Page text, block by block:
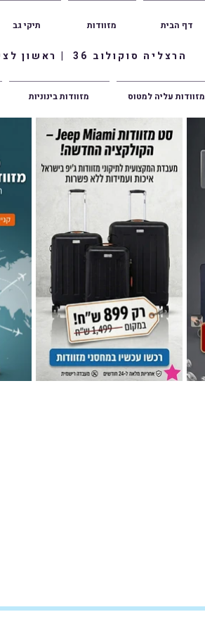
הרצליה סוקולוב 36 | ראשון לציון הרצל 47 | פתח תקווה אשכנזי 1
תיקי גב מזוודות דף הבית
מזוודות בינוניות מזוודות עליה למטוס